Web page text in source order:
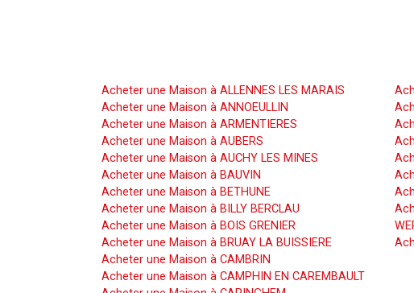
Acheter une Maison à ALLENNES LES MARAIS
Acheter une Maison à ANNOEULLIN
Acheter une Maison à ARMENTIERES
Acheter une Maison à AUBERS
Acheter une Maison à AUCHY LES MINES
Acheter une Maison à BAUVIN
Acheter une Maison à BETHUNE
Acheter une Maison à BILLY BERCLAU
Acheter une Maison à BOIS GRENIER
Acheter une Maison à BRUAY LA BUISSIERE
Acheter une Maison à CAMBRIN
Acheter une Maison à CAMPHIN EN CAREMBAULT